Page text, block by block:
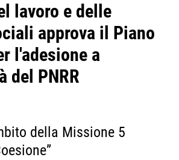
lavoro e delle
approva il Piano
l'adesione a
del PNRR
della Missione 5